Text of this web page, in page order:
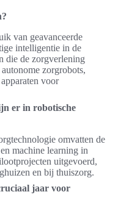
van geavanceerde
intelligentie in de
die de zorgverlening
zorgrobots,
voor
er in robotische
omvatten de
machine learning in
uitgevoerd,
en bij thuiszorg.
jaar voor